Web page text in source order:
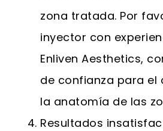
zona tratada. Por
inyector con
Enliven Aesthetics,
de confianza para el
la anatomía de las
Resultados